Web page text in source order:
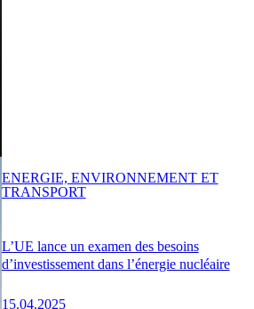
L’UE lance un examen des besoins
d’investissement dans l’énergie nucléaire
15.04.2025
ENERGIE, ENVIRONNEMENT ET
TRANSPORT